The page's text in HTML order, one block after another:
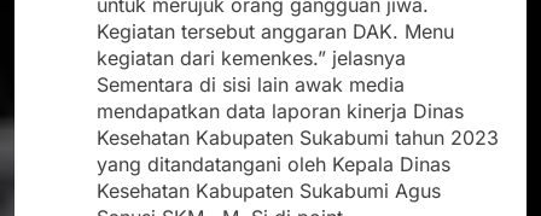
Kegiatan tersebut anggaran DAK. Menu
kegiatan dari kemenkes.” jelasnya
Sementara di sisi lain awak media
mendapatkan data laporan kinerja Dinas
Kesehatan Kabupaten Sukabumi tahun 2023
yang ditandatangani oleh Kepala Dinas
Kesehatan Kabupaten Sukabumi Agus